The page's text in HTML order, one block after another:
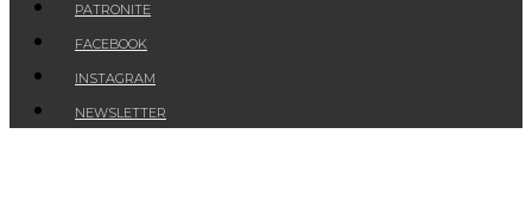
PATRONITE
FACEBOOK
INSTAGRAM
NEWSLETTER